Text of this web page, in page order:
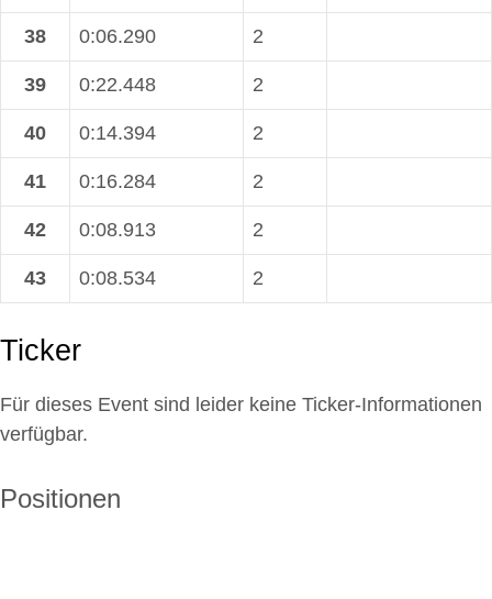
38 0:06.290 2
39 0:22.448 2
40 0:14.394 2
41 0:16.284 2
42 0:08.913 2
43 0:08.534 2
Ticker
Für dieses Event sind leider keine Ticker-Informationen
verfügbar.
Positionen